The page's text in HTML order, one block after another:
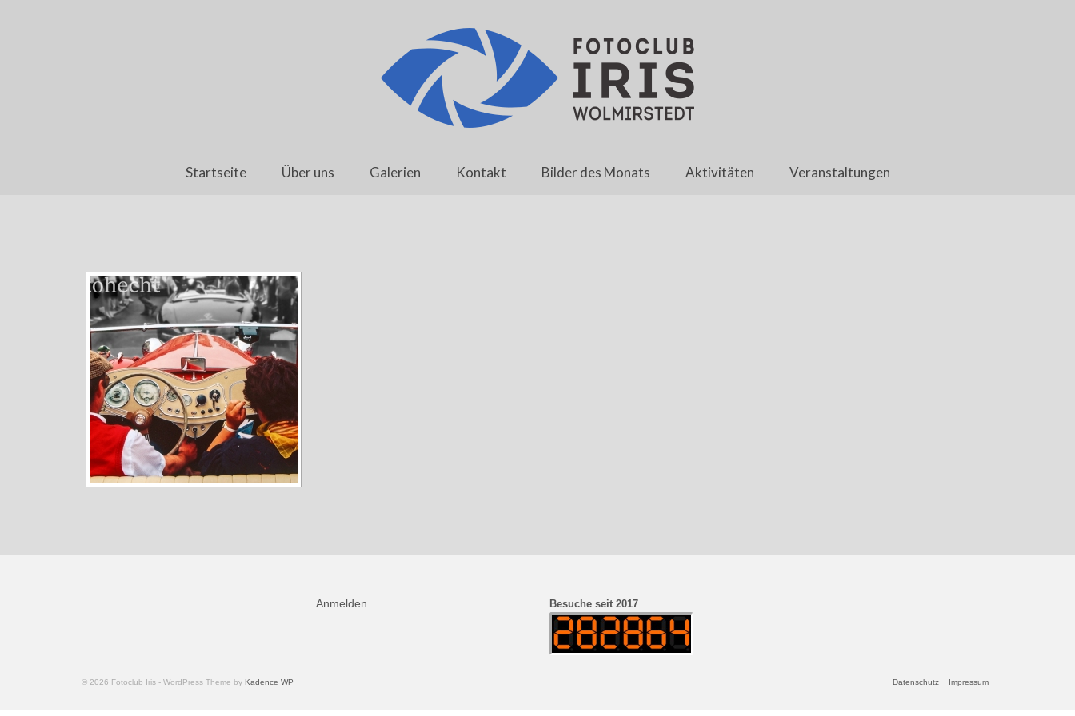
Startseite Über uns Galerien Kontakt Bilder des Monats Aktivitäten Veranstaltungen
Anmelden Besuche seit 2017
Datenschutz Impressum
© 2026 Fotoclub Iris - WordPress Theme by Kadence WP